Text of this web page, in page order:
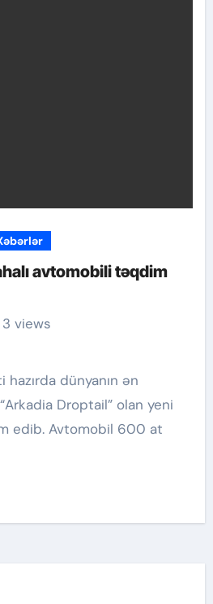
avtomobili təqdim
3 views
Droptail” olan yeni
edib. Avtomobil 600 at